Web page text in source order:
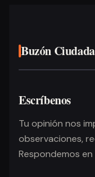
Buzón
Escríbenos
Tu opinión nos
observaciones,
Respondemos